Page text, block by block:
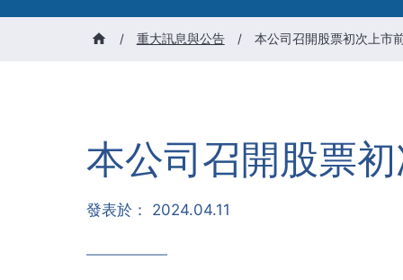
/ 重大訊息與公告 / 本公司召開股票初次上市
本公司召開股票
發表於： 2024.04.11